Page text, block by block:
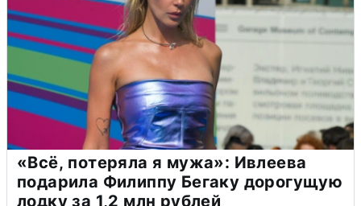
«Всё, потеряла я мужа»: Ивлеева
подарила Филиппу Бегаку дорогущую
лодку за 1,2 млн рублей